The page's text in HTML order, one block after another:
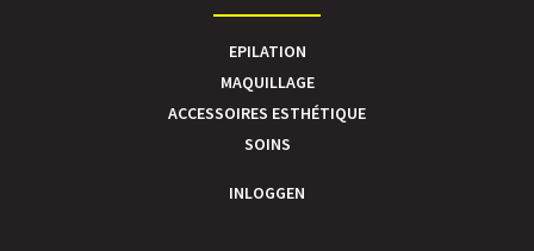
EPILATION
MAQUILLAGE
ACCESSOIRES ESTHÉTIQUE
SOINS
INLOGGEN